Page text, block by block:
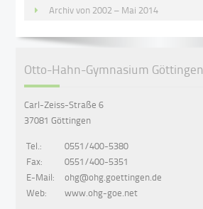
Archiv von 2002 – Mai 2014
Otto-Hahn-Gymnasium Göttingen
Carl-Zeiss-Straße 6
37081 Göttingen
Tel.:
0551/400-5380
Fax:
0551/400-5351
E-Mail:
ohg@ohg.goettingen.de
Web:
www.ohg-goe.net